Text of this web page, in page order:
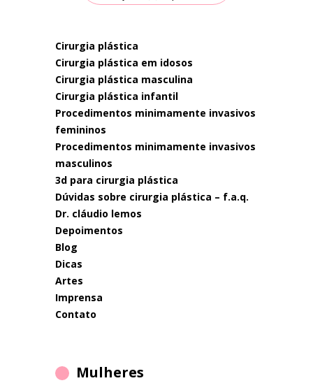
cirurgia plástica
cirurgia plástica em idosos
cirurgia plástica masculina
cirurgia plástica infantil
procedimentos minimamente invasivos
femininos
procedimentos minimamente invasivos
masculinos
3d para cirurgia plástica
dúvidas sobre cirurgia plástica – f.a.q.
dr. cláudio lemos
depoimentos
blog
dicas
artes
imprensa
contato
Mulheres